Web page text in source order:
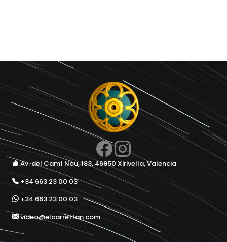
Av. del Camí Nou, 183, 46950 Xirivella, Valencia
+34 663 23 00 03
+34 663 23 00 03
video@elcarretfan.com